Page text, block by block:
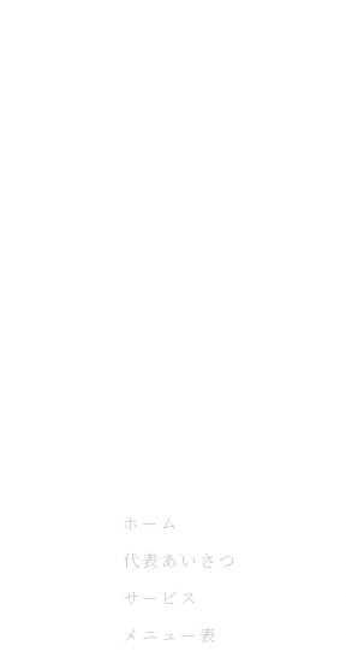
ホーム
代表あいさつ
サービス
メニュー表